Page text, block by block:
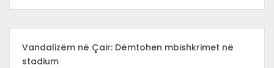
Vandalizëm në Çair: Dëmtohen mbishkrimet në
stadium